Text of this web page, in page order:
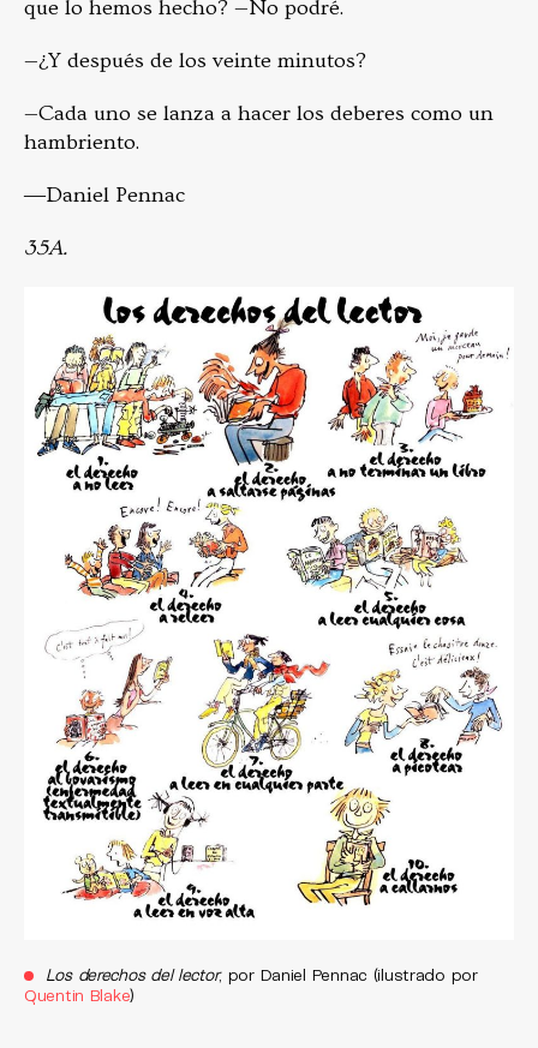
que lo hemos hecho? —No podré.
—¿Y después de los veinte minutos?
—Cada uno se lanza a hacer los deberes como un
hambriento.
―Daniel Pennac
35A.
Los derechos del lector, por Daniel Pennac (ilustrado por
Quentin Blake)